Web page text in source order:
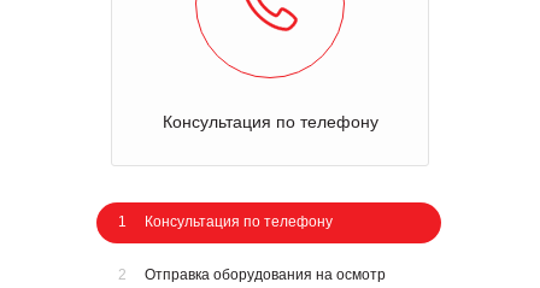
Консультация по телефону
1 Консультация по телефону
2 Отправка оборудования на осмотр